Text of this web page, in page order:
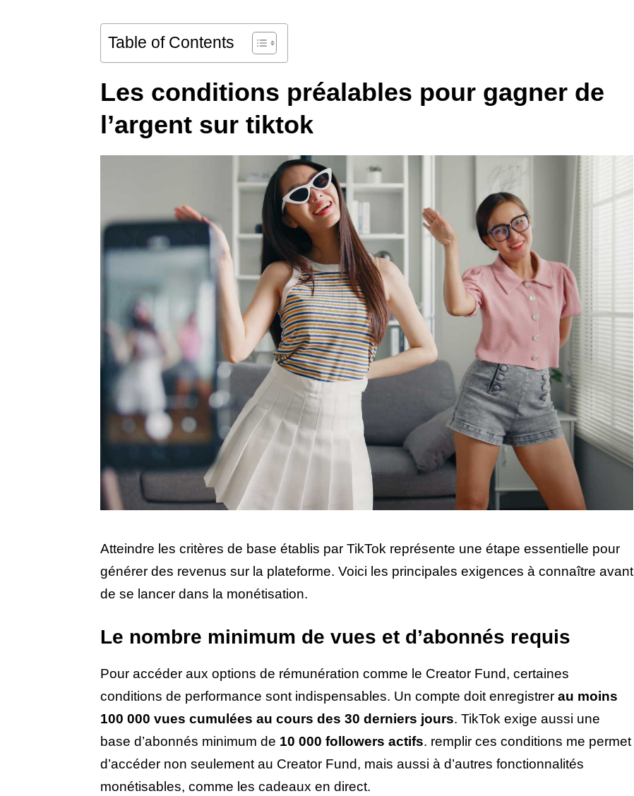
Table of Contents
Les conditions préalables pour gagner de
l’argent sur tiktok
Atteindre les critères de base établis par TikTok représente une étape essentielle pour
générer des revenus sur la plateforme. Voici les principales exigences à connaître avant
de se lancer dans la monétisation.
Le nombre minimum de vues et d’abonnés requis
Pour accéder aux options de rémunération comme le Creator Fund, certaines
conditions de performance sont indispensables. Un compte doit enregistrer au moins
100 000 vues cumulées au cours des 30 derniers jours. TikTok exige aussi une
base d’abonnés minimum de 10 000 followers actifs. remplir ces conditions me permet
d’accéder non seulement au Creator Fund, mais aussi à d’autres fonctionnalités
monétisables, comme les cadeaux en direct.